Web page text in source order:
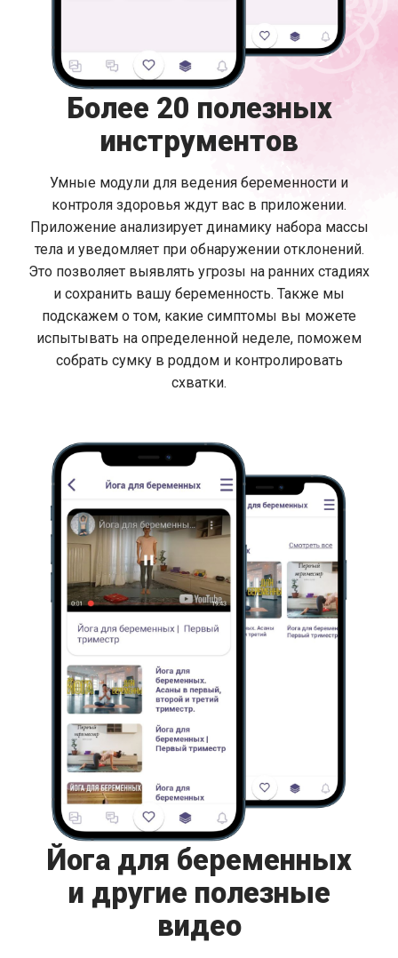
Более 20 полезных
инструментов
Умные модули для ведения беременности и
контроля здоровья ждут вас в приложении.
Приложение анализирует динамику набора массы
тела и уведомляет при обнаружении отклонений.
Это позволяет выявлять угрозы на ранних стадиях
и сохранить вашу беременность. Также мы
подскажем о том, какие симптомы вы можете
испытывать на определенной неделе, поможем
собрать сумку в роддом и контролировать
схватки.
Йога для беременных
и другие полезные
видео